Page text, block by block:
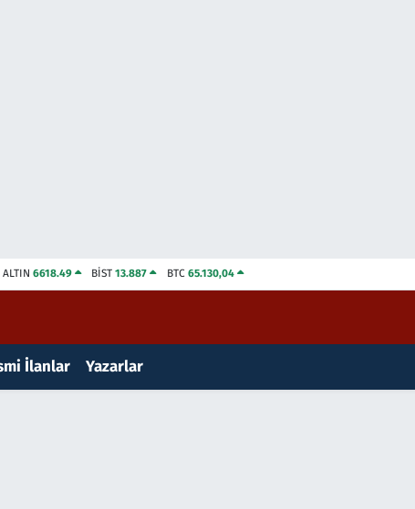
ALTIN 6618.49 BİST13.887 BTC 65.130,04
İlanlar Yazarlar